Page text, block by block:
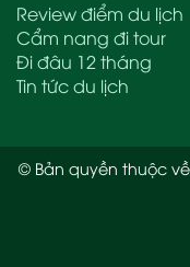
Review điểm du lịch
Cẩm nang đi tour
Đi đâu 12 tháng
Tin tức du lịch
© Bản quyền thuộc về